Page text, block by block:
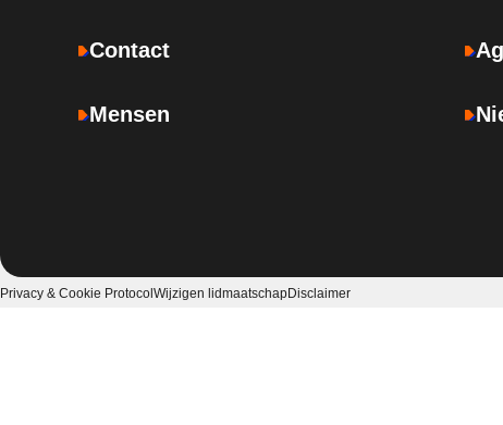
Contact
Mensen
Privacy & Cookie Protocol Wijzigen lidmaatschapDisclaimer